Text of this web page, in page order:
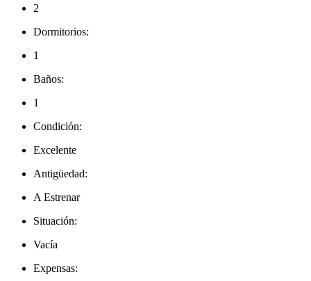
2
Dormitorios:
1
Baños:
1
Condición:
Excelente
Antigüedad:
A Estrenar
Situación:
Vacía
Expensas: